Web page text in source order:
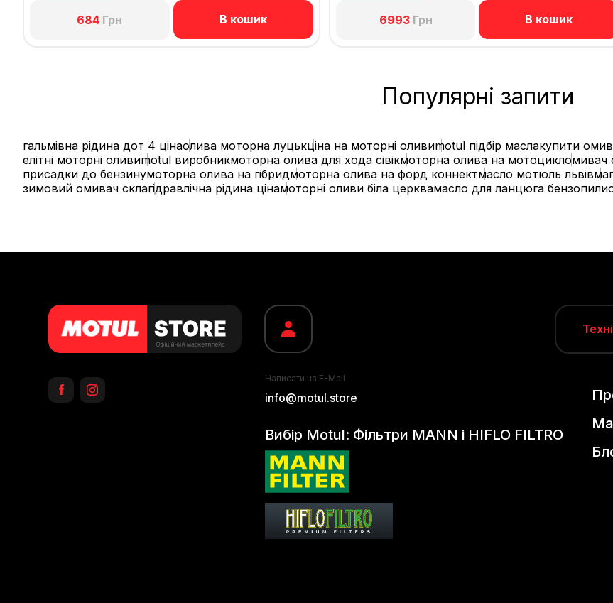
684 Грн В кошик 6993Грн В кошик
Популярні запити
гальмівна рідина дот 4 цінаолива моторна луцькціна на моторні оливиmotul підбір маслакупити
елітні моторні оливиmotul виробникмоторна олива для хода сівікмоторна олива на мотоцикломивач
присадки до бензинумоторна олива на гібридмоторна олива на форд коннектмасло мотюль львів
зимовий омивач склагідравлічна рідина цінамоторні оливи біла церквамасло для ланцюга бензопили
Написати на E-Mail
info@motul.store
Вибір Motul: Фільтри MANN і HIFLO FILTRO